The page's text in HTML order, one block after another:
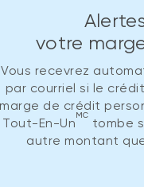
votre
Vous recevrez
par courriel si le
marge de crédit
Tout-En-UnMC tombe
autre montant